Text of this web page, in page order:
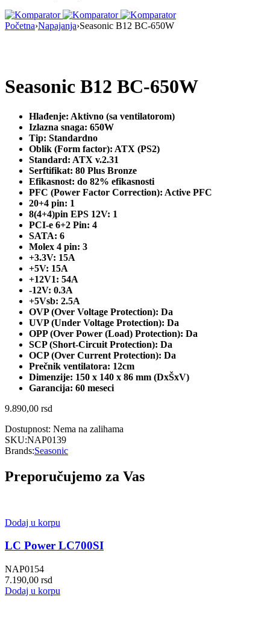
Početna›Napajanja›Seasonic B12 BC-650W
Seasonic B12 BC-650W
Hlađenje: Aktivno (sa ventilatorom)
Izlazna snaga: 650W
Tip: Standardno
Oblik (Form factor): ATX (PS2)
Standard: ATX v.2.31
Serftifikat: 80 Plus Bronze
Efikasnost: do 82% efikasnosti
PFC (Power Factor Correction): Active PFC
20+4 pin: 1
8(4+4)pin EPS 12V: 1
PCI-e 6+2 Pin: 4
SATA: 6
Molex 4 pin: 3
+3.3V: 15A
+5V: 15A
+12V1: 54A
-12V: 0.3A
+5Vsb: 2.5A
OVP (Over Voltage Protection): Da
UVP (Under Voltage Protection): Da
OPP (Over Power (Load) Protection): Da
SCP (Short-Circuit Protection): Da
OCP (Over Current Protection): Da
Prečnik ventilatora: 12cm
Dimenzije: 150 x 140 x 86 mm (DxŠxV)
Garancija: 60 meseci
9.890,00 rsd
Dostupnost: Nema na zalihama
SKU:NAP0139
Brands:Seasonic
Preporučujemo za Vas
Dodaj u korpu
LC Power LC700SI
NAP0154
7.190,00 rsd
Dodaj u korpu